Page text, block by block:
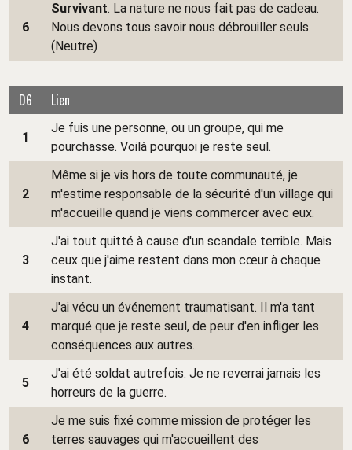
6
Survivant. La nature ne nous fait pas de cadeau.
Nous devons tous savoir nous débrouiller seuls.
(Neutre)
D6 Lien
1
Je fuis une personne, ou un groupe, qui me
pourchasse. Voilà pourquoi je reste seul.
2
Même si je vis hors de toute communauté, je
m'estime responsable de la sécurité d'un village qui
m'accueille quand je viens commercer avec eux.
3
J'ai tout quitté à cause d'un scandale terrible. Mais
ceux que j'aime restent dans mon cœur à chaque
instant.
4
J'ai vécu un événement traumatisant. Il m'a tant
marqué que je reste seul, de peur d'en infliger les
conséquences aux autres.
5
J'ai été soldat autrefois. Je ne reverrai jamais les
horreurs de la guerre.
6
Je me suis fixé comme mission de protéger les
terres sauvages qui m'accueillent des